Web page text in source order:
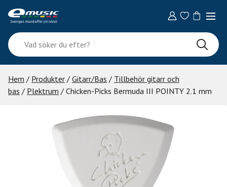
content
Vad
söker
du
efter?
Hem / Produkter / Gitarr/Bas / Tillbehör gitarr och
bas / Plektrum / Chicken-Picks Bermuda III POINTY 2.1 mm